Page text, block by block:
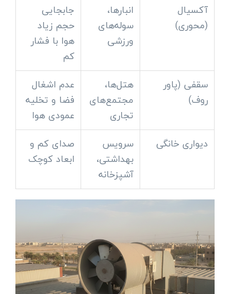
آکسیال
(محوری)
انبارها،
سوله‌های
ورزشی
جابجایی
حجم زیاد
هوا با فشار
کم
سقفی (پاور
روف)
هتل‌ها،
مجتمع‌های
تجاری
عدم اشغال
فضا و تخلیه
عمودی هوا
دیواری خانگی
سرویس
بهداشتی،
آشپزخانه
صدای کم و
ابعاد کوچک